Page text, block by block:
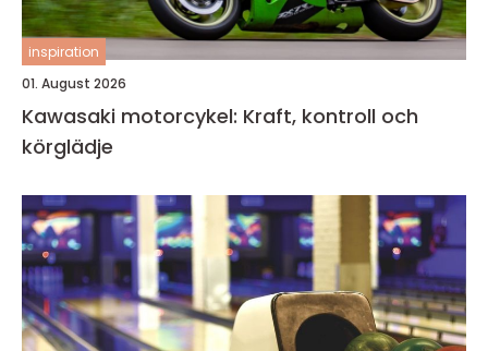
inspiration
01. August 2026
Kawasaki motorcykel: Kraft, kontroll och
körglädje